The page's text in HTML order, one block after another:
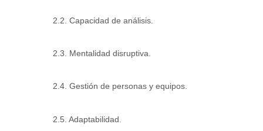
2.2. Capacidad de análisis.
2.3. Mentalidad disruptiva.
2.4. Gestión de personas y equipos.
2.5. Adaptabilidad.